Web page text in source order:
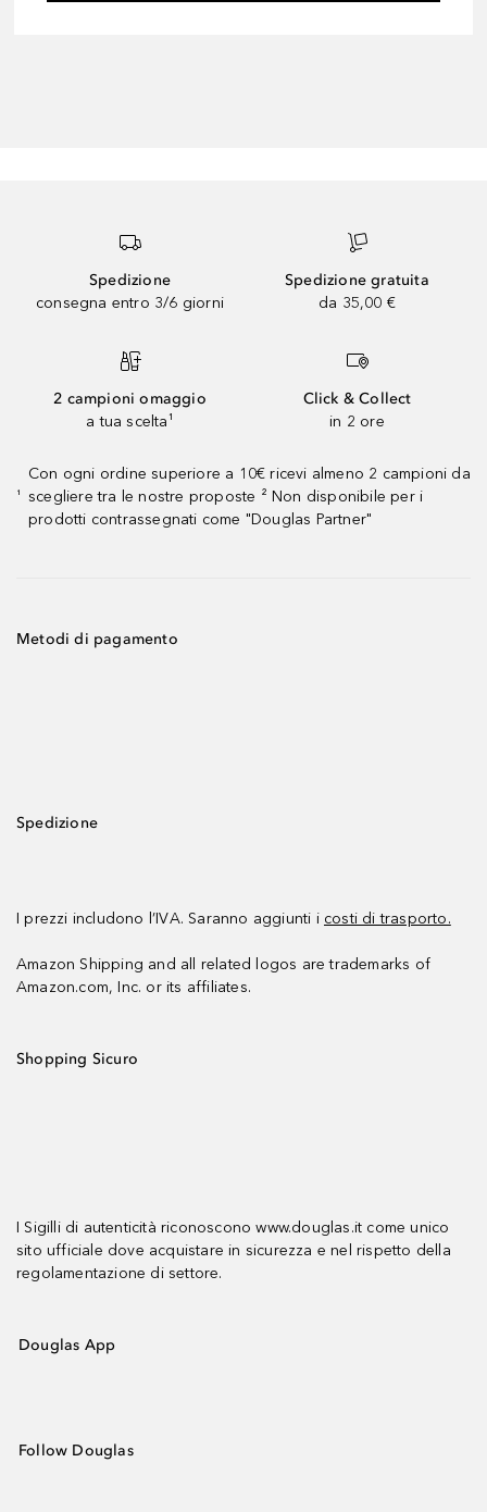
Spedizione
consegna entro 3/6 giorni
Spedizione gratuita
da 35,00 €
2 campioni omaggio
a tua scelta¹
Click & Collect
in 2 ore
¹
Con ogni ordine superiore a 10€ ricevi almeno 2 campioni da
scegliere tra le nostre proposte ² Non disponibile per i
prodotti contrassegnati come "Douglas Partner"
Metodi di pagamento
Spedizione
I prezzi includono l’IVA. Saranno aggiunti i costi di trasporto.
Amazon Shipping and all related logos are trademarks of
Amazon.com, Inc. or its affiliates.
Shopping Sicuro
I Sigilli di autenticità riconoscono www.douglas.it come unico
sito ufficiale dove acquistare in sicurezza e nel rispetto della
regolamentazione di settore.
Douglas App
Follow Douglas